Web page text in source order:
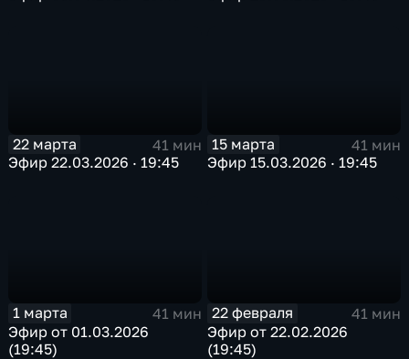
22 марта
41 мин
Эфир 22.03.2026 · 19:45
15 марта
41 мин
Эфир 15.03.2026 · 19:45
1 марта
41 мин
Эфир от 01.03.2026
(19:45)
22 февраля
41 мин
Эфир от 22.02.2026
(19:45)